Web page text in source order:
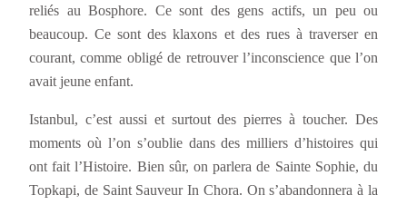
reliés au Bosphore. Ce sont des gens actifs, un peu ou
beaucoup. Ce sont des klaxons et des rues à traverser en
courant, comme obligé de retrouver l’inconscience que l’on
avait jeune enfant.
Istanbul, c’est aussi et surtout des pierres à toucher. Des
moments où l’on s’oublie dans des milliers d’histoires qui
ont fait l’Histoire. Bien sûr, on parlera de Sainte Sophie, du
Topkapi, de Saint Sauveur In Chora. On s’abandonnera à la